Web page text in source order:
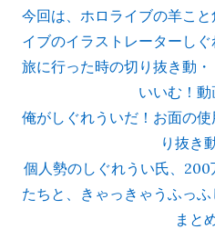
今回は、ホロライブの羊こ
イブのイラストレーターし
旅に行った時の切り抜き動
いいむ！動
俺がしぐれういだ！お面の
り抜き
個人勢のしぐれうい氏、
たちと、きゃっきゃうふっ
まと